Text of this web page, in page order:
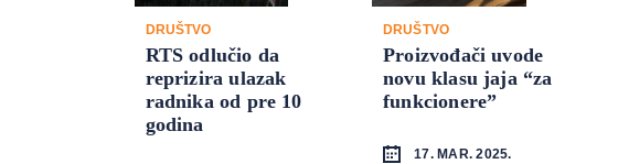
DRUŠTVO
RTS odlučio da
reprizira ulazak
radnika od pre 10
godina
DRUŠTVO
Proizvođači uvode
novu klasu jaja “za
funkcionere”
17. MAR. 2025.